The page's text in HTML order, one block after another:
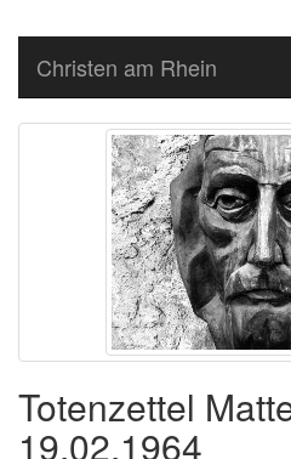
Christen am Rhein
Totenzettel
19.02.1964